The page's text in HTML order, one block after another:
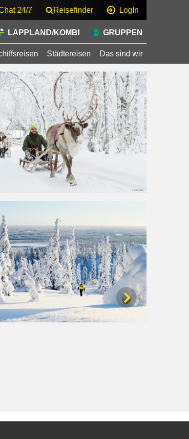
24/7 Reisefinder LogIn
LAPPLAND/KOMBI GRUPPEN
Städtereisen Das sind wir